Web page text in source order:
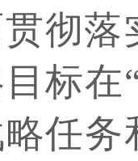
彻
标在
任务